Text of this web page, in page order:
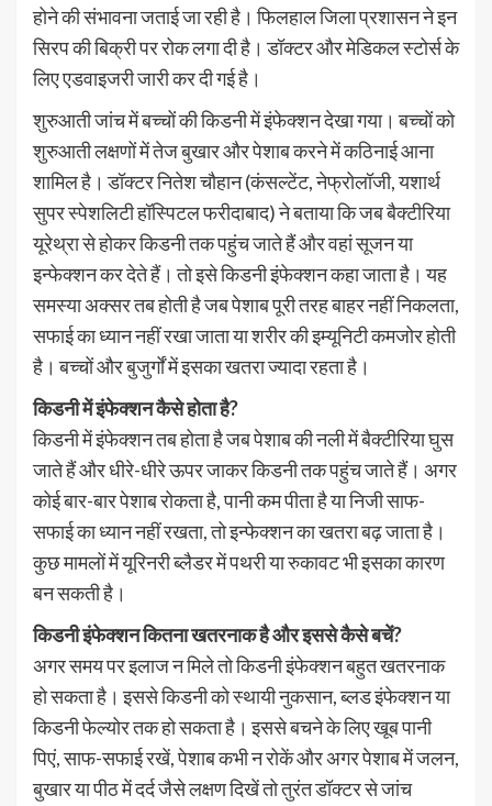
होने की संभावना जताई जा रही है। फिलहाल जिला प्रशासन ने इन
सिरप की बिक्री पर रोक लगा दी है। डॉक्टर और मेडिकल स्टोर्स के
लिए एडवाइजरी जारी कर दी गई है।
शुरुआती जांच में बच्चों की किडनी में इंफेक्शन देखा गया। बच्चों को
शुरुआती लक्षणों में तेज बुखार और पेशाब करने में कठिनाई आना
शामिल है। डॉक्टर नितेश चौहान (कंसल्टेंट, नेफ्रोलॉजी, यशार्थ
सुपर स्पेशलिटी हॉस्पिटल फरीदाबाद) ने बताया कि जब बैक्टीरिया
यूरेथ्रा से होकर किडनी तक पहुंच जाते हैं और वहां सूजन या
इन्फेक्शन कर देते हैं। तो इसे किडनी इंफेक्शन कहा जाता है। यह
समस्या अक्सर तब होती है जब पेशाब पूरी तरह बाहर नहीं निकलता,
सफाई का ध्यान नहीं रखा जाता या शरीर की इम्यूनिटी कमजोर होती
है। बच्चों और बुजुर्गों में इसका खतरा ज्यादा रहता है।
किडनी में इंफेक्शन कैसे होता है?
किडनी में इंफेक्शन तब होता है जब पेशाब की नली में बैक्टीरिया घुस
जाते हैं और धीरे-धीरे ऊपर जाकर किडनी तक पहुंच जाते हैं। अगर
कोई बार-बार पेशाब रोकता है, पानी कम पीता है या निजी साफ-
सफाई का ध्यान नहीं रखता, तो इन्फेक्शन का खतरा बढ़ जाता है।
कुछ मामलों में यूरिनरी ब्लैडर में पथरी या रुकावट भी इसका कारण
बन सकती है।
किडनी इंफेक्शन कितना खतरनाक है और इससे कैसे बचें?
अगर समय पर इलाज न मिले तो किडनी इंफेक्शन बहुत खतरनाक
हो सकता है। इससे किडनी को स्थायी नुकसान, ब्लड इंफेक्शन या
किडनी फेल्योर तक हो सकता है। इससे बचने के लिए खूब पानी
पिएं, साफ-सफाई रखें, पेशाब कभी न रोकें और अगर पेशाब में जलन,
बुखार या पीठ में दर्द जैसे लक्षण दिखें तो तुरंत डॉक्टर से जांच